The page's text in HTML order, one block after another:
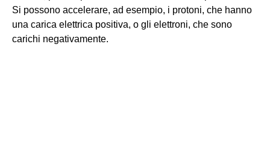
Si possono accelerare, ad esempio, i protoni, che hanno
una carica elettrica positiva, o gli elettroni, che sono
carichi negativamente.